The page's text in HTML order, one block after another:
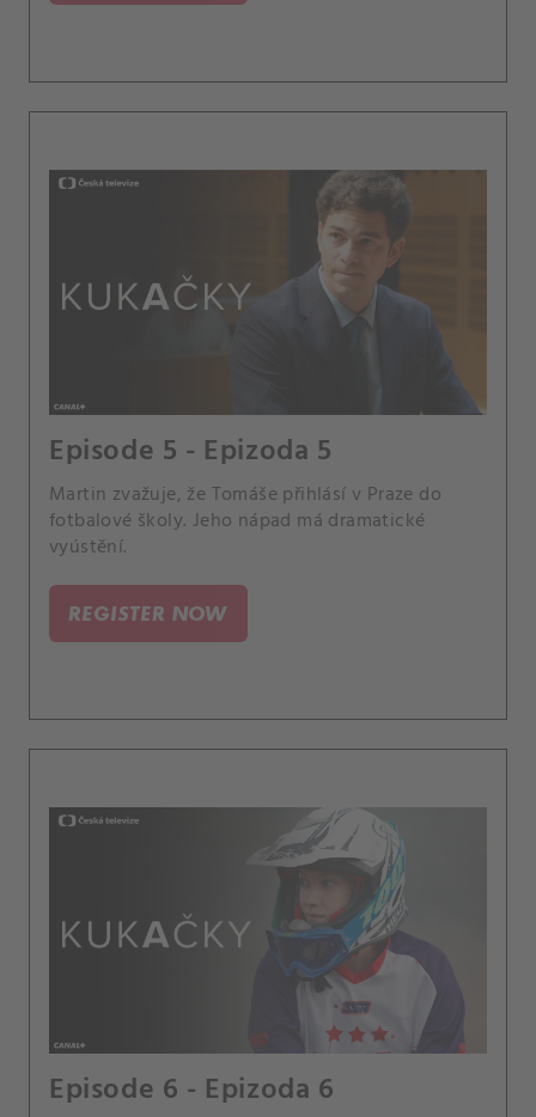
Episode 5 - Epizoda 5
Martin zvažuje, že Tomáše přihlásí v Praze do
fotbalové školy. Jeho nápad má dramatické
vyústění.
REGISTER NOW
Episode 6 - Epizoda 6